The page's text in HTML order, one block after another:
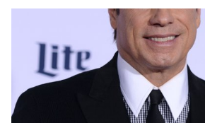
nekatera bolezenska stanja. Tukaj
vzrokov za nenadno izpadanje las.